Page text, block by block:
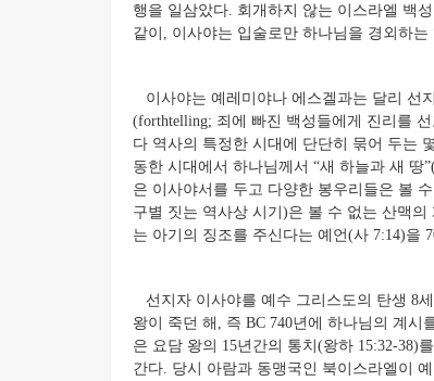
행을 일삼았다. 회개하지 않는 이스라엘 백
같이, 이사야는 입술로만 하나님을 경외하
이사야는 예레미야나 에스겔과는 달리 선
(forthtelling; 죄에 빠진 백성들에게 진리를
다 역사의 특정한 시대에 단단히 묶어 두는
동한 시대에서 하나님께서 “새 하늘과 새 땅
은 이사야서를 두고 다양한 봉우리들은 볼
구별 짓는 역사상 시기)은 볼 수 없는 산맥
는 아기의 징조를 주신다는 예언(사 7:14)을
선지자 이사야를 예수 그리스도의 탄생 8
왕이 죽던 해, 즉 BC 740년에 하나님의 계
은 요담 왕의 15년간의 통치(왕하 15:32-38)
간다. 당시 아람과 동맹국인 북이스라엘이